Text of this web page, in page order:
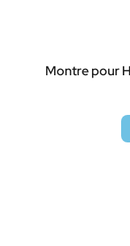
Montre pour